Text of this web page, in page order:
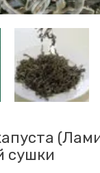
сушки